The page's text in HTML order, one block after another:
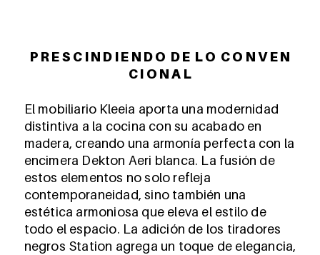
P R E S C I N D I E N D O D E L O C O N V E N
C I O N A L
El mobiliario Kleeia aporta una modernidad
distintiva a la cocina con su acabado en
madera, creando una armonía perfecta con la
encimera Dekton Aeri blanca. La fusión de
estos elementos no solo refleja
contemporaneidad, sino también una
estética armoniosa que eleva el estilo de
todo el espacio. La adición de los tiradores
negros Station agrega un toque de elegancia,